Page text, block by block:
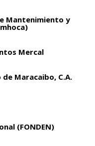
Mantenimiento y
Mercal
Maracaibo, C.A.
(FONDEN)